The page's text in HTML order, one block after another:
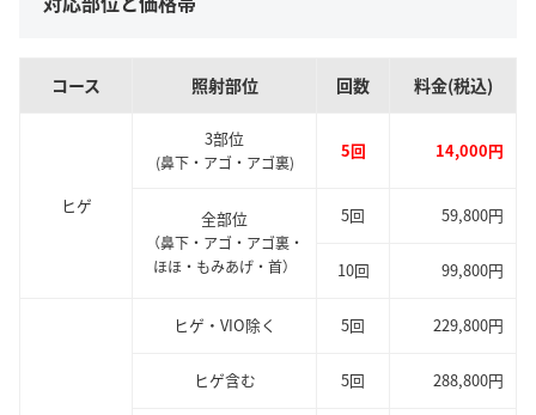
コース 照射部位 回数 料金(税込)
ヒゲ
3部位
(鼻下・アゴ・アゴ裏)
5回 14,000円
全部位
（鼻下・アゴ・アゴ裏・
ほほ・もみあげ・首）
5回 59,800円
10回 99,800円
ヒゲ・VIO除く 5回 229,800円
ヒゲ含む 5回 288,800円